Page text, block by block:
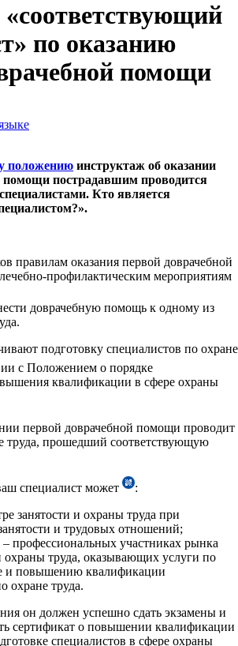
по оказанию
помощи
положению инструктаж об оказании
помощи пострадавшим проводится
Кто является
правилам оказания первой доврачебной
профилактическим мероприятиям
доврачебную помощь к одному из
подготовку специалистов по охране
с Положением о порядке
квалификации в сфере охраны
первой доврачебной помощи проводит
труда, прошедший соответствующую
специалист может
:
занятости и охраны труда при
и трудовых отношений;
– профессиональных участниках рынка
охраны труда, оказывающих услуги по
и повышению квалификации
охране труда.
он должен успешно сдать экзамены и
сертификат о повышении квалификации
специалистов в сфере охраны